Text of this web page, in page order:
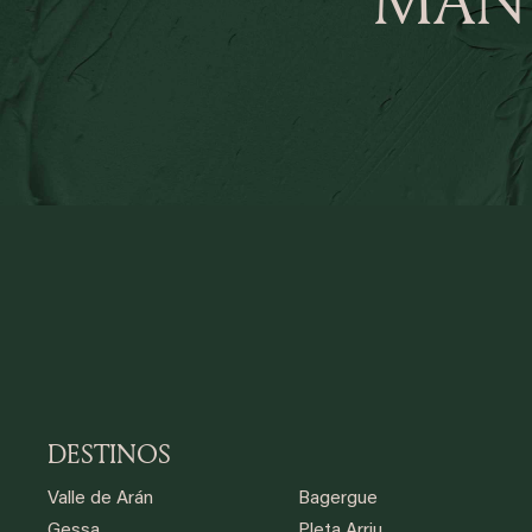
DESTINOS
Valle de Arán
Bagergue